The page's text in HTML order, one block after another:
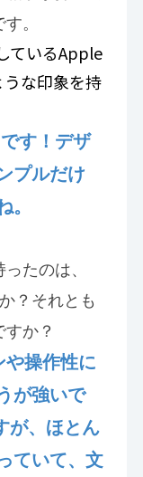
。
ているApple
な印象を持
す！デザ
プルだけ
。
たのは、
？それとも
か？
操作性に
が強いで
が、ほとん
ていて、文